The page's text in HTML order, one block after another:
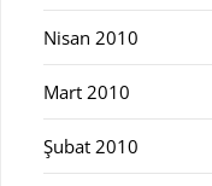
Nisan 2010
Mart 2010
Şubat 2010